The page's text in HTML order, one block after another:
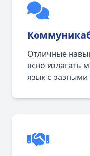
Отличные
ясно излагать
язык с